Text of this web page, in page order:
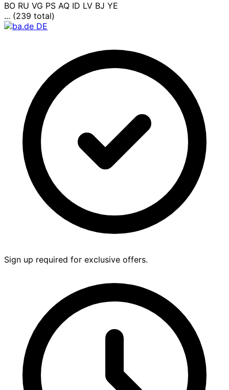
BO RU VG PS AQ ID LV BJ YE
... (239 total)
Sign up required for exclusive offers.